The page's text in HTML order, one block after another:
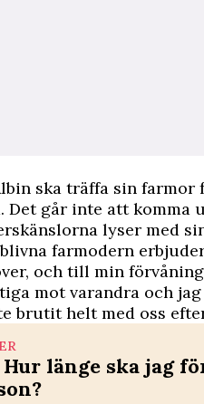
ska träffa sin farmor
går inte att komma
lyser med
farmodern
och till min
mot varandra och
brutit helt med oss
Hur länge ska jag